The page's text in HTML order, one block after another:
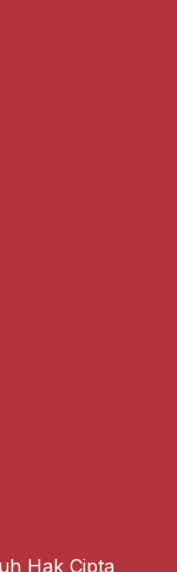
Hak Cipta